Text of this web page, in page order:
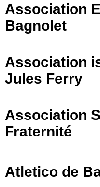
Association
Bagnolet
Association
Jules Ferry
Association
Fraternité
Atletico de